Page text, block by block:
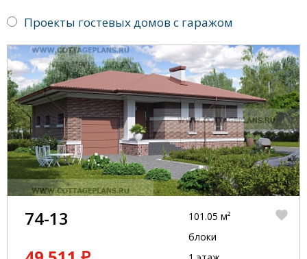
Проекты гостевых домов с гаражом
74-13
101.05 м²
блоки